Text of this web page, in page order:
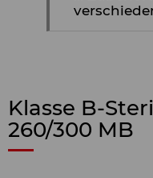
Klasse B-
260/300 MB